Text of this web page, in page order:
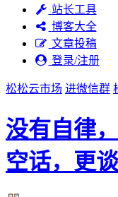
站长工具
博客大全
文章投稿
登录/注册
松松云市场 进微信群
没有自律
空话，更